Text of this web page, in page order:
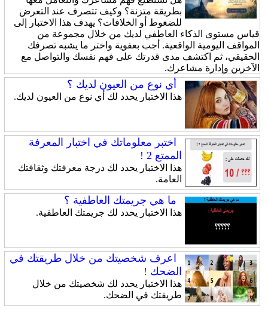
بطريقة متزنة؟ وكيف تتصرف عند التعرض
للضغوط أو الخلافات؟ يهدف هذا الاختبار إلى
قياس مستوى الذكاء العاطفي لديك من خلال مجموعة من
المواقف اليومية الواقعية. أجب بعفوية واختر ما يشبه تصرفك
الحقيقي، ثم اكتشف مدى قدرتك على فهم نفسك والتواصل مع
الآخرين وإدارة مشاعرك.
أي نوع من العيون لديك ؟
هذا الاختبار يحدد لك أي نوع من العيون لديك.
اختبر معلوماتك في اختبار المعرفة
الممتع 2 !
هذا الاختبار يحدد لك درجة معرفتك وثقافتك
العامة.
ما هي جريمتك العاطفية ؟
هذا الاختبار يحدد لك جريمتك العاطفية.
اعرف شخصيتك من خلال طريقتك في
الضحك !
هذا الاختبار يحدد لك شخصيتك من خلال
طريقتك في الضحك.